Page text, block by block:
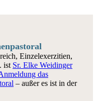
Einzelexerzitien,
ist Sr. Elke Weidinger
das
– außer es ist in der